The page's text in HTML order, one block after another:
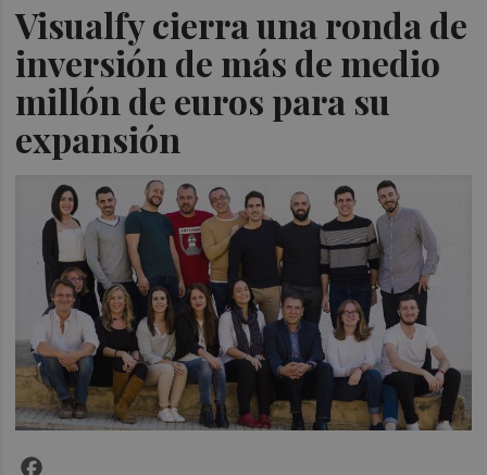
Visualfy cierra una ronda de
inversión de más de medio
millón de euros para su
expansión